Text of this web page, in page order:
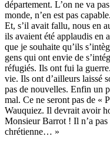
département. L’on ne va
monde, n’en est pas
Et, s’il avait fallu, nous en
ils avaient été applaudis en
que je souhaite qu’ils
gens qui ont envie de
réfugiés. Ils ont fui la
vie. Ils ont d’ailleurs laissé
pas de nouvelles. Enfin un
mal. Ce ne seront pas de «
Wauquiez. Il devrait avoir
Monsieur Barrot ! Il n’a
chrétienne… »